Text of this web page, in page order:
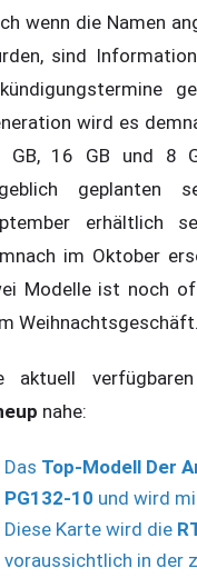
wenn die Namen
sind
wird es
GB, 16 GB und 8
geplanten
erhältlich
im Oktober
Modelle ist noch
Weihnachtsgeschäft.
aktuell
nahe:
Das Top-Modell Der
PG132-10 und wird
Diese Karte wird die
voraussichtlich in der